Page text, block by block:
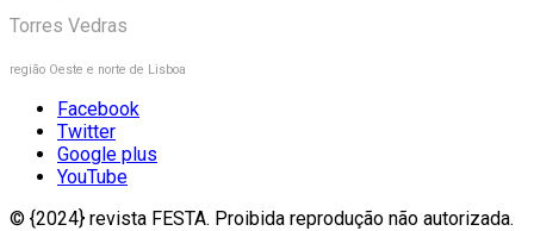
Torres Vedras
região Oeste e norte de Lisboa
Facebook
Twitter
Google plus
YouTube
© {2024} revista FESTA. Proibida reprodução não autorizada.